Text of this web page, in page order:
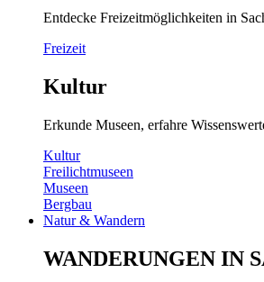
Entdecke Freizeitmöglichkeiten in
Freizeit
Kultur
Erkunde Museen, erfahre
Kultur
Freilichtmuseen
Museen
Bergbau
Natur & Wandern
WANDERUNGEN IN